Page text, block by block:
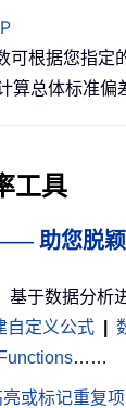
可根据您指定
算总体标准偏
工具
助您脱
基于数据分析
自定义公式
……
或标记重复项